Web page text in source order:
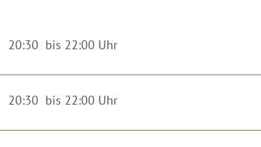
20:30 bis 22:00 Uhr
20:30 bis 22:00 Uhr